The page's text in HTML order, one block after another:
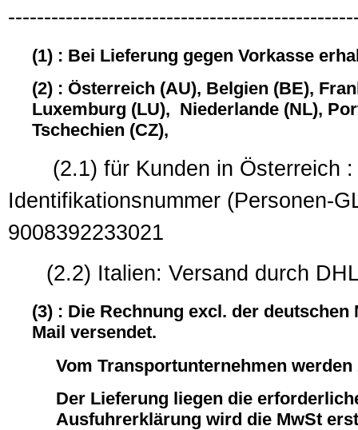
(1) : Bei Lieferung gegen Vorkasse
(2) : Österreich (AU), Belgien (BE),
Luxemburg (LU), Niederlande (NL),
Tschechien (CZ),
(2.1) für Kunden in Österreich :
Identifikationsnummer
9008392233021
(2.2) Italien: Versand durch
(3) : Die Rechnung excl. der
Mail versendet.
Vom Transportunternehmen
Der Lieferung liegen die
Ausfuhrerklärung wird die MwSt